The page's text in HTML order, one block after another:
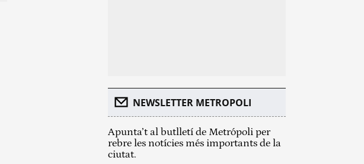
NEWSLETTER METROPOLI
Apunta’t al butlletí de Metrópoli per
rebre les notícies més importants de la
ciutat.